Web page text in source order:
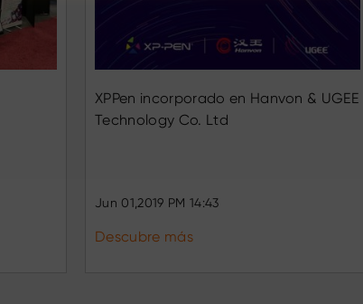
XPPen incorporado en Hanvon & UGEE
Technology Co. Ltd
Jun 01,2019 PM 14:43
Descubre más